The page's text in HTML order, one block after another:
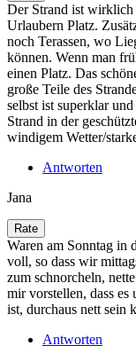
Der Strand ist
Urlaubern Platz.
noch Terassen, wo
können. Wenn man
einen Platz. Das
große Teile des
selbst ist superklar
Strand in der
windigem Wetter/
Antworten
Jana
Waren am Sonntag in
voll, so dass wir
zum schnorcheln,
mir vorstellen, dass
ist, durchaus nett sein
Antworten